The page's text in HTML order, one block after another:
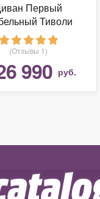
Первый
Тиволи
Люкс
(Отзывы 1)
990 руб.